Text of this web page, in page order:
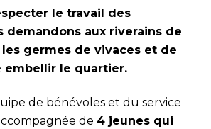
le travail des
demandons aux riverains de
les germes de vivaces et de
embellir le quartier.
de bénévoles et du service
de 4 jeunes qui